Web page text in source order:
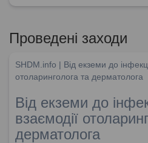
Проведені заходи
SHDM.info | Від екземи до
отоларинголога та дерматолога
Від екземи до
взаємодії
дерматолога